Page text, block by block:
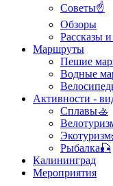
Советы☝
Обзоры
Рассказы
Маршруты
Пешие
Водные
Активности -
Сплавы🚣
Рыбалка🎣
Калининград
Мероприятия